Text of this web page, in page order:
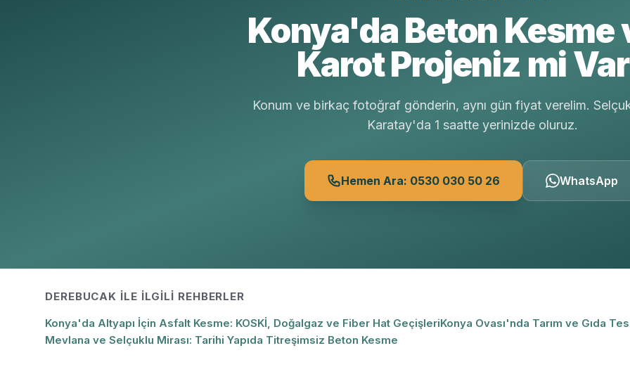
Konya'da Beton Kesme
Karot Projeniz mi
Konum ve birkaç fotoğraf gönderin, aynı gün fiyat verelim.
Karatay'da 1 saatte yerinizde oluruz.
Hemen Ara: 0530 030 50 26 WhatsApp
DEREBUCAK ILE İLGILI REHBERLER
Konya'da Altyapı İçin Asfalt Kesme: KOSKİ, Doğalgaz ve Fiber Hat GeçişleriKonya Ovası'nda Tarım ve Gıda
Mevlana ve Selçuklu Mirası: Tarihi Yapıda Titreşimsiz Beton Kesme